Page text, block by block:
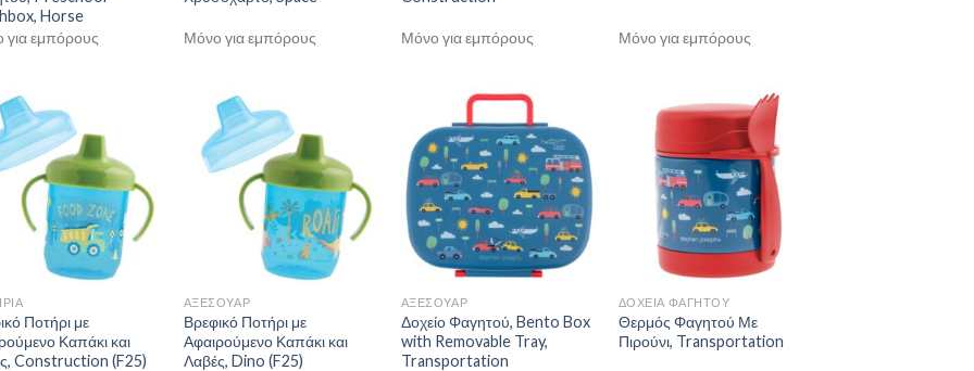
Horse
για εμπόρους
Μόνο για εμπόρους Μόνο για εμπόρους Μόνο για εμπόρους
Ποτήρι με
Καπάκι και
Construction (F25)
ΑΞΕΣΟΥΑΡ
Βρεφικό Ποτήρι με
Αφαιρούμενο Καπάκι και
Λαβές, Dino (F25)
ΑΞΕΣΟΥΑΡ
Δοχείο Φαγητού, Bento Box
with Removable Tray,
Transportation
ΔΟΧΕΙΑ ΦΑΓΗΤΟΥ
Θερμός Φαγητού Με
Πιρούνι, Transportation